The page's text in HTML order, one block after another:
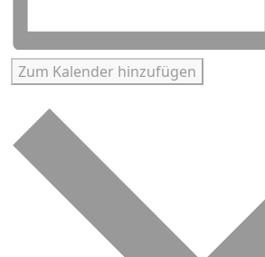
Zum Kalender hinzufügen